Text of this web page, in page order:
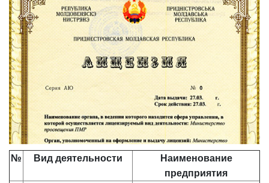
№ Вид деятельности
Наименование
предприятия